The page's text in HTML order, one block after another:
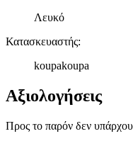
Λευκό
Κατασκευαστής:
koupakoupa
Αξιολογήσεις
Προς το παρόν δεν